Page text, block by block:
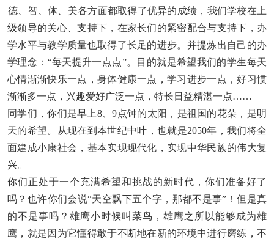
德、智、体、美各方面都取得了优异的成绩，我们学校在上
级领导的关心、支持下，在家长们的紧密配合与支持下，办
学水平与教学质量也取得了长足的进步。并提炼出自己的办
学理念：“每天提升一点点”。目的就是希望我们的学生每天
心情渐渐快乐一点，身体健康一点，学习进步一点，好习惯
渐渐多一点，兴趣爱好广泛一点，特长日益精湛一点……
同学们，你们是早上8、9点钟的太阳，是祖国的花朵，是明
天的希望。从现在到本世纪中叶，也就是2050年，我们将全
面建成小康社会，基本实现现代化，实现中华民族的伟大复
兴。
你们正处于一个充满希望和挑战的新时代，你们准备好了
吗？也许你们会说“天空飘下五个字，那都不是事”！但是真
的不是事吗？雄鹰小时候叫菜鸟，雄鹰之所以能够成为雄
鹰，就是因为它懂得敢于不断地在新的环境中进行磨练，不